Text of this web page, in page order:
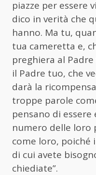
piazze per essere
dico in verità che
hanno. Ma tu,
tua cameretta e,
preghiera al
il Padre tuo, che
darà la
troppe parole
pensano di
numero delle loro
come loro, poiché
di cui avete
chiediate”.